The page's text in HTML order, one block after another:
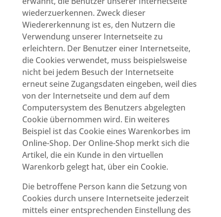
wiederzuerkennen. Zweck dieser
Wiedererkennung ist es, den Nutzern die
Verwendung unserer Internetseite zu
erleichtern. Der Benutzer einer Internetseite,
die Cookies verwendet, muss beispielsweise
nicht bei jedem Besuch der Internetseite
erneut seine Zugangsdaten eingeben, weil dies
von der Internetseite und dem auf dem
Computersystem des Benutzers abgelegten
Cookie übernommen wird. Ein weiteres
Beispiel ist das Cookie eines Warenkorbes im
Online-Shop. Der Online-Shop merkt sich die
Artikel, die ein Kunde in den virtuellen
Warenkorb gelegt hat, über ein Cookie.
Die betroffene Person kann die Setzung von
Cookies durch unsere Internetseite jederzeit
mittels einer entsprechenden Einstellung des